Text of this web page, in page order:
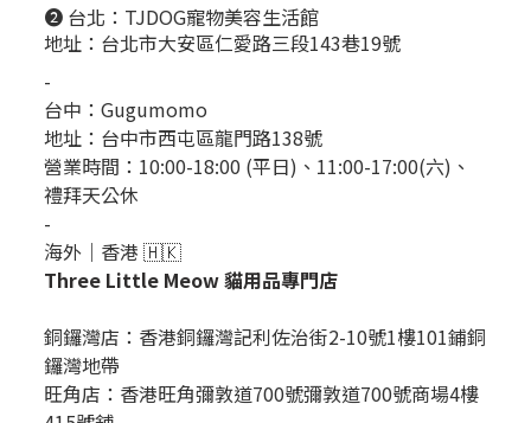
❷ 台北： TJDOG寵物美容生活館
地址：台北市大安區仁愛路三段143巷19號
-
台中： Gugumomo
地址： 台中市西屯區龍門路138號
營業時間：10:00-18:00 (平日)、11:00-17:00(六)、
禮拜天公休
-
海外｜香港 🇭🇰
Three Little Meow 貓用品專門店
銅鑼灣店： 香港銅鑼灣記利佐治街2-10號1樓101鋪銅
鑼灣地帶
旺角店：香港旺角彌敦道700號彌敦道700號商場4樓